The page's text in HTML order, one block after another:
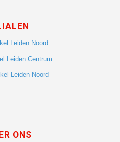
Leiden Noord
Leiden Centrum
Leiden Noord
ONS